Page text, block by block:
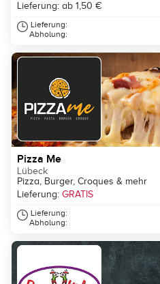
Lieferung: ab 1,50 €
Lieferung:
Abholung:
Pizza Me
Lübeck
Pizza, Burger, Croques & mehr
Lieferung: GRATIS
Lieferung:
Abholung: